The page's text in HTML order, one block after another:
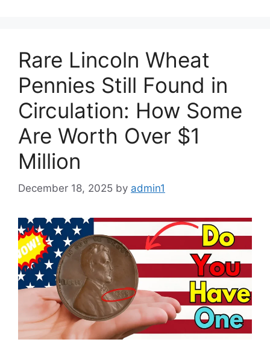
Rare Lincoln Wheat
Pennies Still Found in
Circulation: How Some
Are Worth Over $1
Million
December 18, 2025 by admin1